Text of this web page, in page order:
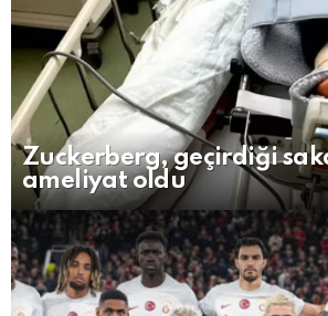
Zuckerberg, geçirdiği
ameliyat oldu